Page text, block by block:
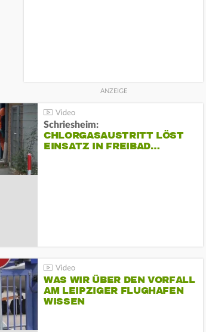
Schriesheim:
CHLORGASAUSTRITT LÖST
EINSATZ IN FREIBAD…
WAS WIR ÜBER DEN VORFALL
AM LEIPZIGER FLUGHAFEN
WISSEN